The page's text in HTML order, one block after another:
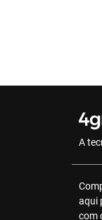
A
aqui
com